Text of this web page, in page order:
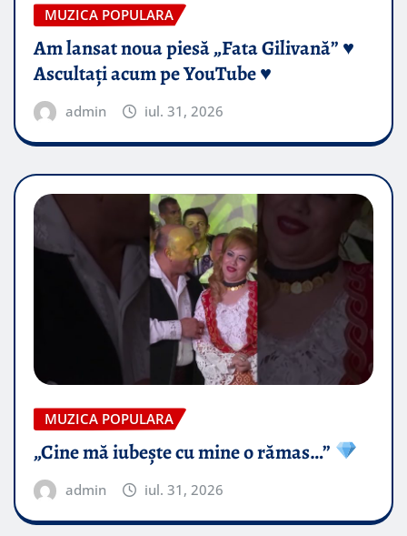
MUZICA POPULARA
Am lansat noua piesă „Fata Gilivană” ♥️
Ascultați acum pe YouTube ♥️
admin iul. 31, 2026
MUZICA POPULARA
„Cine mă iubește cu mine o rămas…”
admin iul. 31, 2026